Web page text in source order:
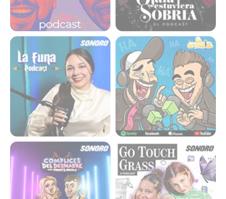
La funa La Cotorrisa
Complices del desmadre Go touch grass